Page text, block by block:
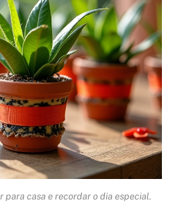
casa e recordar o dia especial.